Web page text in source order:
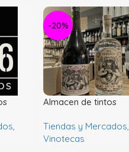
,
-20%
Almacen de tintos
Tiendas y Mercados,
Vinotecas